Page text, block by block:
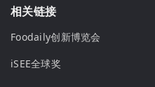
相关链接
Foodaily创新博览会
iSEE全球奖